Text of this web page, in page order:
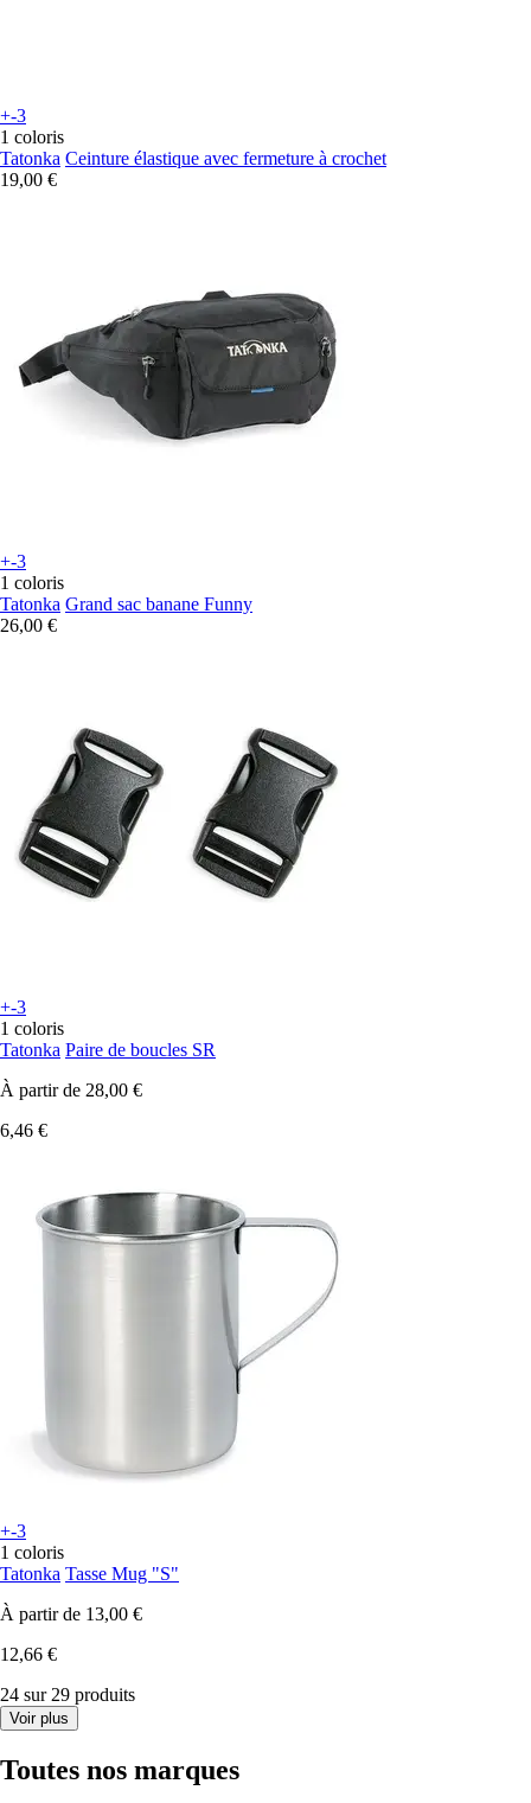
+-3
1 coloris
Tatonka Ceinture élastique avec fermeture à crochet
19,00 €
+-3
1 coloris
Tatonka Grand sac banane Funny
26,00 €
+-3
1 coloris
Tatonka Paire de boucles SR
À partir de 28,00 €
6,46 €
+-3
1 coloris
Tatonka Tasse Mug "S"
À partir de 13,00 €
12,66 €
24 sur 29 produits
Voir plus
Toutes nos marques